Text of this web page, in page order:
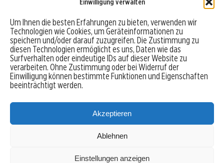
Einwilligung verwalten
Um Ihnen die besten Erfahrungen zu bieten, verwenden wir
Technologien wie Cookies, um Geräteinformationen zu
speichern und/oder darauf zuzugreifen. Die Zustimmung zu
diesen Technologien ermöglicht es uns, Daten wie das
Surfverhalten oder eindeutige IDs auf dieser Website zu
verarbeiten. Ohne Zustimmung oder bei Widerruf der
Einwilligung können bestimmte Funktionen und Eigenschaften
beeinträchtigt werden.
Akzeptieren
Ablehnen
Einstellungen anzeigen
Robo-Advisor vergleichen
Depotvergleich
Festgeld vergleichen
Tagesgeld vergleichen